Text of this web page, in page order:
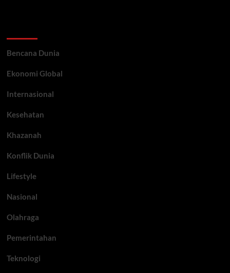
Bencana Dunia
Ekonomi Global
Internasional
Kesehatan
Khazanah
Konflik Dunia
Lifestyle
Nasional
Olahraga
Pemerintahan
Teknologi